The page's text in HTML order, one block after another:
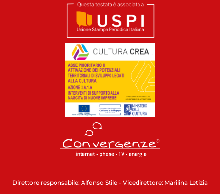
Direttore responsabile: Alfonso Stile - Vicedirettore: Marilina Letizia